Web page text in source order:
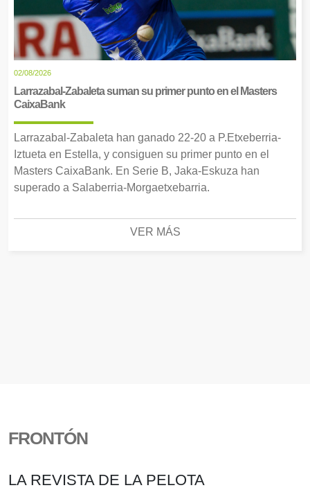
02/08/2026
Larrazabal-Zabaleta suman su primer punto en el Masters
CaixaBank
Larrazabal-Zabaleta han ganado 22-20 a P.Etxeberria-
Iztueta en Estella, y consiguen su primer punto en el
Masters CaixaBank. En Serie B, Jaka-Eskuza han
superado a Salaberria-Morgaetxebarria.
VER MÁS
FRONTÓN
LA REVISTA DE LA PELOTA